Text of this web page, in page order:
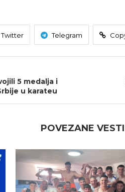
Twitter Telegram
5 medalja i
u karateu
POVEZANE VESTI